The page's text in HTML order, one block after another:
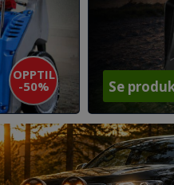
OPPTIL
-50%